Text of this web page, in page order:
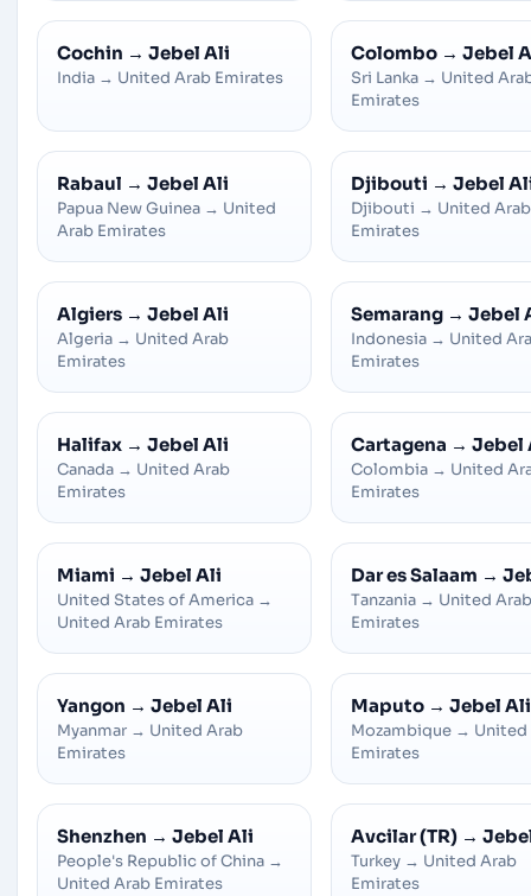
Cochin → Jebel Ali
India → United Arab Emirates
Colombo → Jebel
Sri Lanka → United
Emirates
Rabaul → Jebel Ali
Papua New Guinea → United
Arab Emirates
Djibouti → Jebel
Djibouti → United Arab
Emirates
Algiers → Jebel Ali
Algeria → United Arab
Emirates
Semarang → Jebel
Indonesia → United
Emirates
Halifax → Jebel Ali
Canada → United Arab
Emirates
Cartagena → Jebel
Colombia → United
Emirates
Miami → Jebel Ali
United States of America →
United Arab Emirates
Dar es Salaam →
Tanzania → United Arab
Emirates
Yangon → Jebel Ali
Myanmar → United Arab
Emirates
Maputo → Jebel Ali
Mozambique → United
Emirates
Shenzhen → Jebel Ali
People's Republic of China →
United Arab Emirates
Avcilar (TR) →
Turkey → United Arab
Emirates